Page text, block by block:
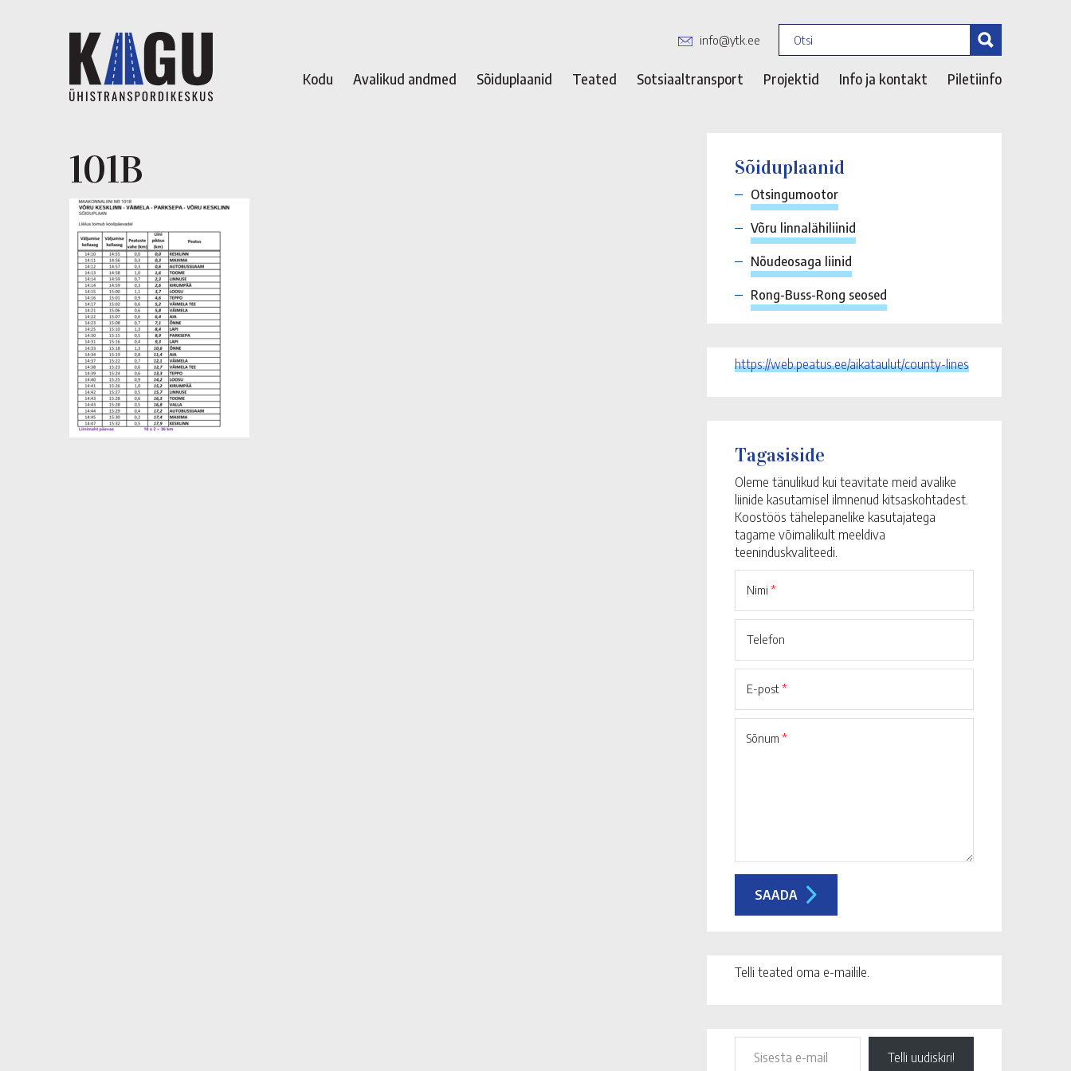
info@ytk.ee
Kodu Avalikud andmed Sõiduplaanid Teated Sotsiaaltransport Projektid Info ja kontakt Piletiinfo
101B Sõiduplaanid
Otsingumootor
Võru linnalähiliinid
Nõudeosaga liinid
Rong-Buss-Rong seosed
https://web.peatus.ee/aikataulut/county-lines
Tagasiside
Oleme tänulikud kui teavitate meid avalike
liinide kasutamisel ilmnenud kitsaskohtadest.
Koostöös tähelepanelike kasutajatega
tagame võimalikult meeldiva
teeninduskvaliteedi.
Nimi *
Telefon
E-post*
Sõnum *
Telli teated oma e-mailile.
Telli uudiskiri!